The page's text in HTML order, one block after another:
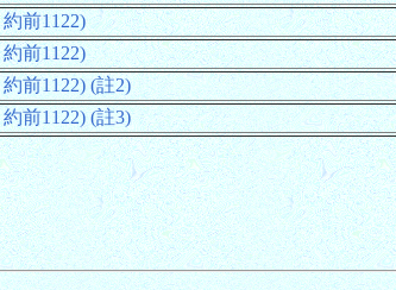
前1122)
前1122)
前1122) (註2)
前1122) (註3)